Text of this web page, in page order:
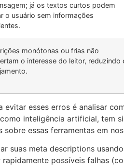
já os textos curtos podem
o usuário sem informações
monótonas ou frias não
o interesse do leitor, reduzindo
evitar esses erros é analisar
inteligência artificial, tem
sobre essas ferramentas em
suas meta descriptions
possíveis falhas